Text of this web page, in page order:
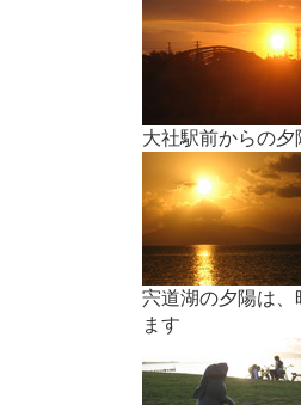
大社駅前からの
宍道湖の夕陽は
ます